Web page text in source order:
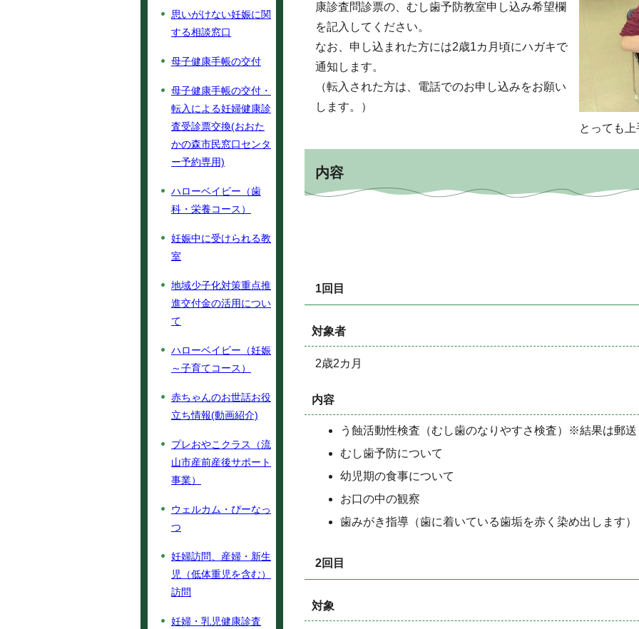
とっても
康診査問診票の、むし歯予防教室申し込み希望欄
を記入してください。
なお、申し込まれた方には2歳1カ月頃にハガキで
通知します。
（転入された方は、電話でのお申し込みをお願い
します。）
内容
1回目
対象者
2歳2カ月
内容
う蝕活動性検査（むし歯のなりやすさ検査）※結果は郵
むし歯予防について
幼児期の食事について
お口の中の観察
歯みがき指導（歯に着いている歯垢を赤く染め出します）
2回目
対象
思いがけない妊娠に関
する相談窓口
母子健康手帳の交付
母子健康手帳の交付・
転入による妊婦健康診
査受診票交換(おおた
かの森市民窓口センタ
ー予約専用)
ハローベイビー（歯
科・栄養コース）
妊娠中に受けられる教
室
地域少子化対策重点推
進交付金の活用につい
て
ハローベイビー（妊娠
～子育てコース）
赤ちゃんのお世話お役
立ち情報(動画紹介)
プレおやこクラス（流
山市産前産後サポート
事業）
ウェルカム・ぴーなっ
つ
妊婦訪問、産婦・新生
児（低体重児を含む）
訪問
妊婦・乳児健康診査